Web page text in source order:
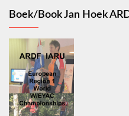
Boek/Book Jan Hoek